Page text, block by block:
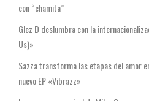
con “chamita”
Glez D deslumbra con la
Us)»
Sazza transforma las etapas del amor
nuevo EP «Vibrazz»